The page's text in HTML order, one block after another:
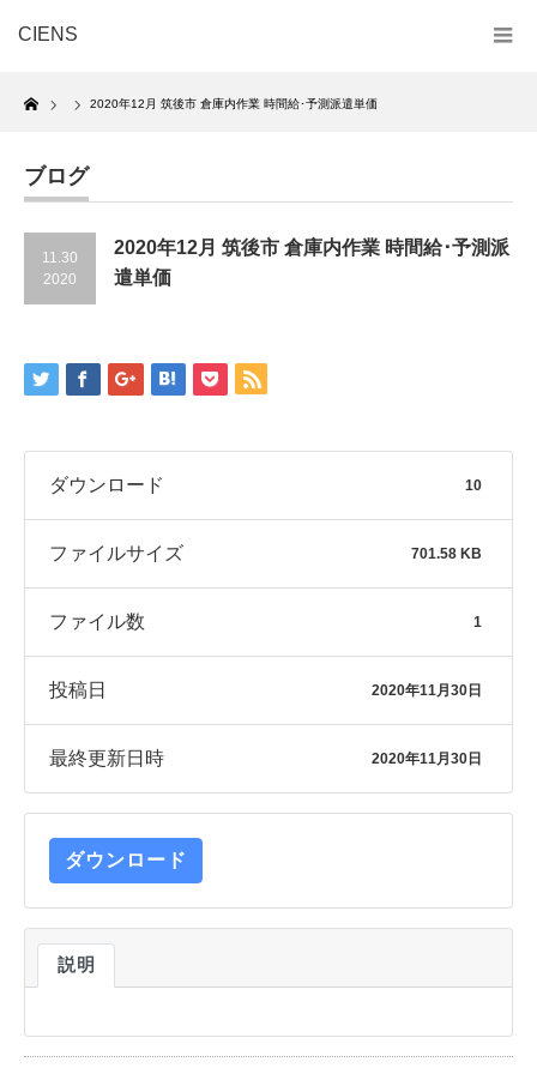
CIENS
Home
2020年12月 筑後市 倉庫内作業 時間給･予測派遣単価
ブログ
11.30
2020
2020年12月 筑後市 倉庫内作業 時間給･予測派
遣単価
ダウンロード 10
ファイルサイズ 701.58 KB
ファイル数 1
投稿日 2020年11月30日
最終更新日時 2020年11月30日
ダウンロード
説明